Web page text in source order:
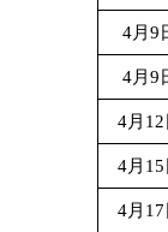
4月9
4月9
4月12
4月15
4月17